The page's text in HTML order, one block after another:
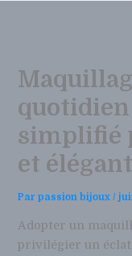
quotidien
simplifié
et
Parpassion bijoux/
Adopter un
privilégier un éclat